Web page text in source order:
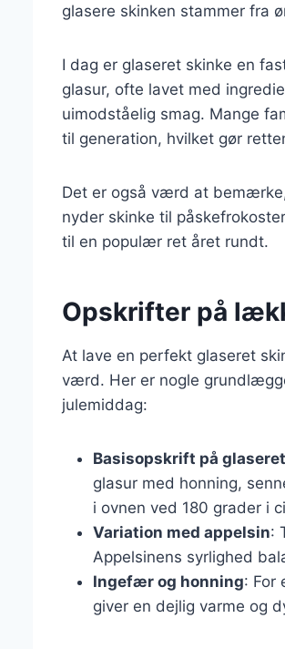
glasere skinken stammer fra
I dag er glaseret skinke en
glasur, ofte lavet med
uimodståelig smag. Mange
til generation, hvilket gør
Det er også værd at
nyder skinke til
til en populær ret året rundt.
Opskrifter på
At lave en perfekt glaseret
værd. Her er nogle
julemiddag:
Basisopskrift på
glasur med honning,
i ovnen ved 180 grader i
Variation med appelsin:
Appelsinens syrlighed
Ingefær og honning: For
giver en dejlig varme og